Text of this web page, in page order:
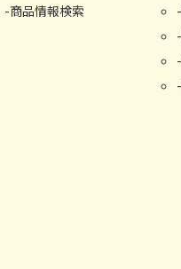
商品情報検索